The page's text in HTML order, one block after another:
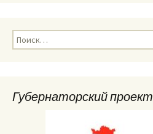
Найти:
Губернаторский проект